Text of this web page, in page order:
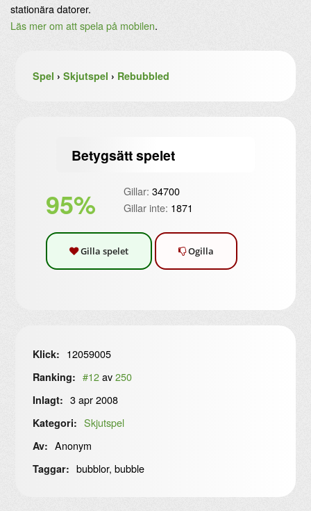
stationära datorer.
Läs mer om att spela på mobilen.
Spel › Skjutspel › Rebubbled
Betygsätt spelet
95% Gillar: 34700
Gillar inte: 1871
Gilla spelet Ogilla
Klick: 12059005
Ranking: #12av250
Inlagt: 3 apr 2008
Kategori: Skjutspel
Av: Anonym
Taggar: bubblor, bubble